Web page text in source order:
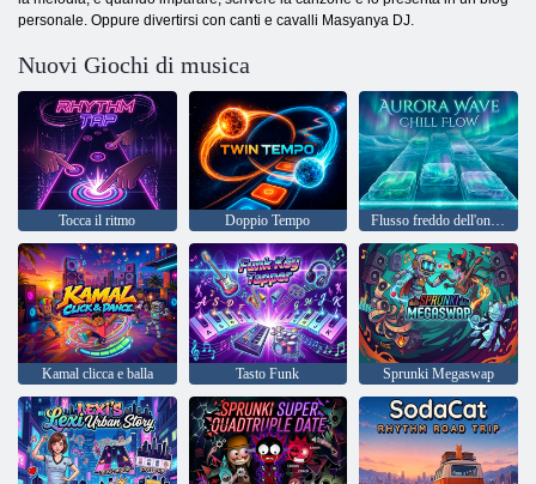
personale. Oppure divertirsi con canti e cavalli Masyanya DJ.
Nuovi Giochi di musica
Tocca il ritmo Doppio Tempo Flusso freddo dell'onda Aurora
Kamal clicca e balla Tasto Funk Sprunki Megaswap